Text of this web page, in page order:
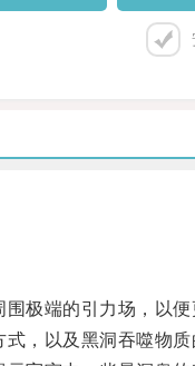
端的引力场，以便
，以及黑洞吞噬物质